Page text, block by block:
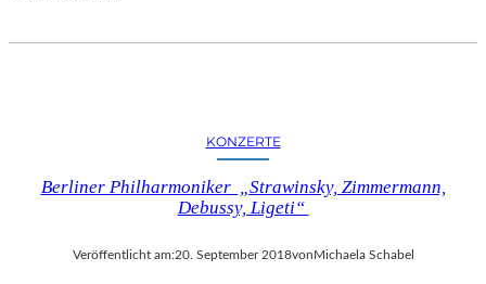
KONZERTE
Berliner Philharmoniker „Strawinsky, Zimmermann,
Debussy, Ligeti“
Veröffentlicht am:20. September 2018vonMichaela Schabel